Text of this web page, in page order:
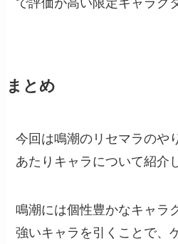
まとめ
今回は鳴潮のリセマラのや
あたりキャラについて紹介
鳴潮には個性豊かなキャラ
強いキャラを引くことで、